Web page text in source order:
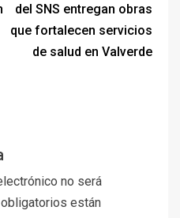
del SNS entregan obras
que fortalecen servicios
de salud en Valverde
no será
están